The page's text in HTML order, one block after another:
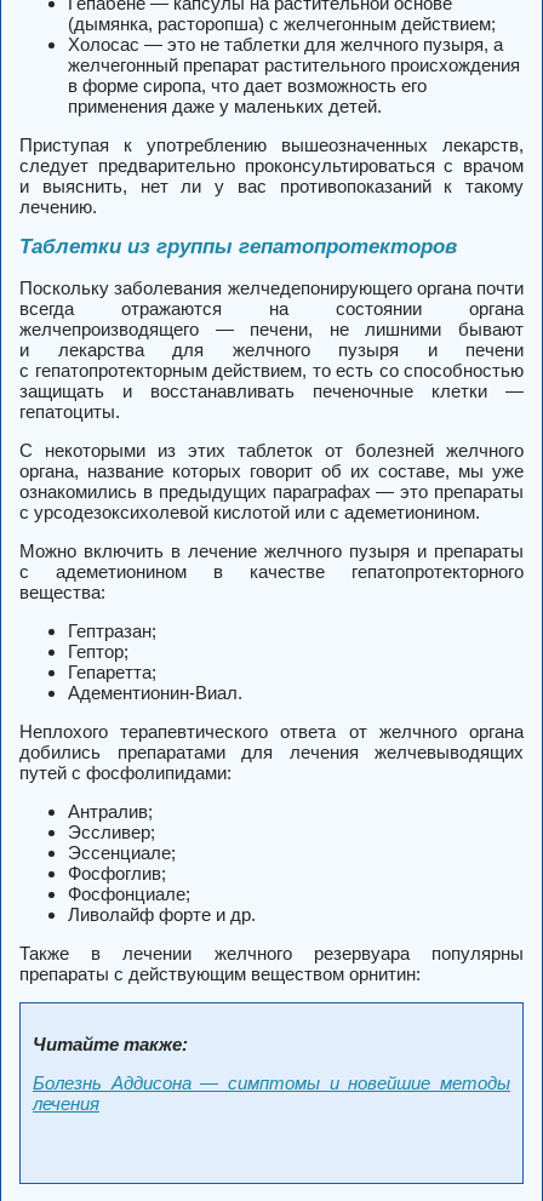
(дымянка, расторопша) с желчегонным действием;
Холосас — это не таблетки для желчного пузыря, а
желчегонный препарат растительного происхождения
в форме сиропа, что дает возможность его
применения даже у маленьких детей.
Приступая к употреблению вышеозначенных лекарств,
следует предварительно проконсультироваться с врачом
и выяснить, нет ли у вас противопоказаний к такому
лечению.
Таблетки из группы гепатопротекторов
Поскольку заболевания желчедепонирующего органа почти
всегда отражаются на состоянии органа
желчепроизводящего — печени, не лишними бывают
и лекарства для желчного пузыря и печени
с гепатопротекторным действием, то есть со способностью
защищать и восстанавливать печеночные клетки —
гепатоциты.
С некоторыми из этих таблеток от болезней желчного
органа, название которых говорит об их составе, мы уже
ознакомились в предыдущих параграфах — это препараты
с урсодезоксихолевой кислотой или с адеметионином.
Можно включить в лечение желчного пузыря и препараты
с адеметионином в качестве гепатопротекторного
вещества:
Гептразан;
Гептор;
Гепаретта;
Адементионин-Виал.
Неплохого терапевтического ответа от желчного органа
добились препаратами для лечения желчевыводящих
путей с фосфолипидами:
Антралив;
Эссливер;
Эссенциале;
Фосфоглив;
Фосфонциале;
Ливолайф форте и др.
Также в лечении желчного резервуара популярны
препараты с действующим веществом орнитин:
Читайте также:
Болезнь Аддисона — симптомы и новейшие методы
лечения